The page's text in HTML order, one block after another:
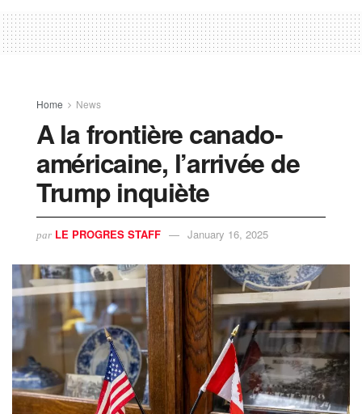
Home News
A la frontière canado-
américaine, l’arrivée de
Trump inquiète
par LE PROGRES STAFF January 16, 2025